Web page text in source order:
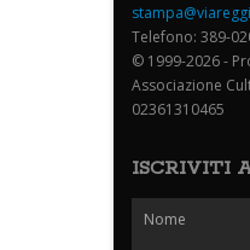
Telefono: 389-
© 1999-2026 -
Associazione
02361310465
ISCRIVITI